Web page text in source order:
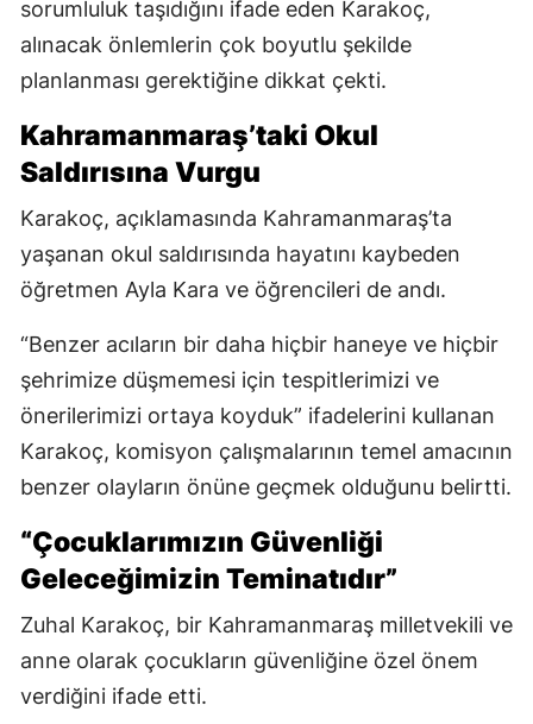
sorumluluk taşıdığını ifade eden Karakoç,
alınacak önlemlerin çok boyutlu şekilde
planlanması gerektiğine dikkat çekti.
Kahramanmaraş’taki Okul
Saldırısına Vurgu
Karakoç, açıklamasında Kahramanmaraş’ta
yaşanan okul saldırısında hayatını kaybeden
öğretmen Ayla Kara ve öğrencileri de andı.
“Benzer acıların bir daha hiçbir haneye ve hiçbir
şehrimize düşmemesi için tespitlerimizi ve
önerilerimizi ortaya koyduk” ifadelerini kullanan
Karakoç, komisyon çalışmalarının temel amacının
benzer olayların önüne geçmek olduğunu belirtti.
“Çocuklarımızın Güvenliği
Geleceğimizin Teminatıdır”
Zuhal Karakoç, bir Kahramanmaraş milletvekili ve
anne olarak çocukların güvenliğine özel önem
verdiğini ifade etti.